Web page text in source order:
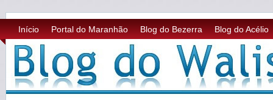
Início Portal do Maranhão Blog do Bezerra Blog do Acélio